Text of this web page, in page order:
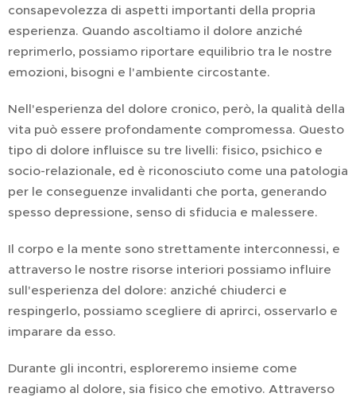
consapevolezza di aspetti importanti della propria
esperienza. Quando ascoltiamo il dolore anziché
reprimerlo, possiamo riportare equilibrio tra le nostre
emozioni, bisogni e l'ambiente circostante.
Nell'esperienza del dolore cronico, però, la qualità della
vita può essere profondamente compromessa. Questo
tipo di dolore influisce su tre livelli: fisico, psichico e
socio-relazionale, ed è riconosciuto come una patologia
per le conseguenze invalidanti che porta, generando
spesso depressione, senso di sfiducia e malessere.
Il corpo e la mente sono strettamente interconnessi, e
attraverso le nostre risorse interiori possiamo influire
sull'esperienza del dolore: anziché chiuderci e
respingerlo, possiamo scegliere di aprirci, osservarlo e
imparare da esso.
Durante gli incontri, esploreremo insieme come
reagiamo al dolore, sia fisico che emotivo. Attraverso